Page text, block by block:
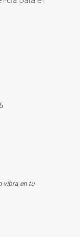
vibra en tu